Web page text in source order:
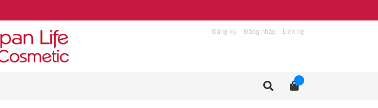
Đăng ký Đăng nhập Liên hệ